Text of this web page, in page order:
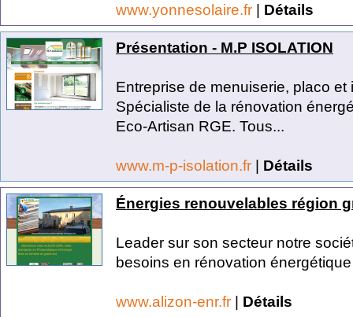
www.yonnesolaire.fr | Détails
Présentation - M.P ISOLATION
Entreprise de menuiserie, placo et
Spécialiste de la rénovation
Eco-Artisan RGE. Tous...
www.m-p-isolation.fr | Détails
Énergies renouvelables région
Leader sur son secteur notre
besoins en rénovation
www.alizon-enr.fr | Détails